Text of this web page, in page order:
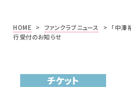
HOME > ファンクラブニュース > 「中
行受付のお知らせ
チケット